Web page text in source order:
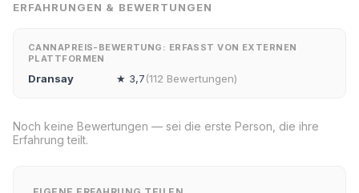
ERFAHRUNGEN & BEWERTUNGEN
CANNAPREIS-BEWERTUNG: ERFASST VON EXTERNEN
PLATTFORMEN
Dransay ★ 3,7(112 Bewertungen)
Noch keine Bewertungen — sei die erste Person, die ihre
Erfahrung teilt.